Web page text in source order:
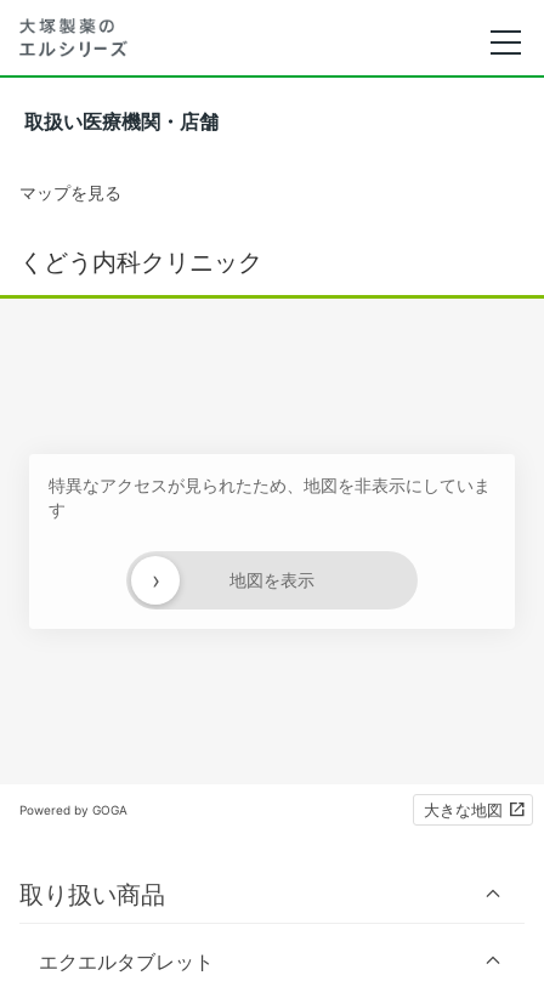
取扱い医療機関・店舗
マップを見る
くどう内科クリニック
特異なアクセスが見られたため、地図を非表示にしていま
す
地図を表示
›
Powered by GOGA 大きな地図
取り扱い商品
エクエルタブレット